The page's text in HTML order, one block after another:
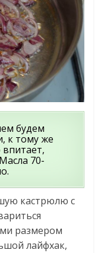
будем
к тому же
впитает,
70-
кастрюлю с
размером
лайфхак,